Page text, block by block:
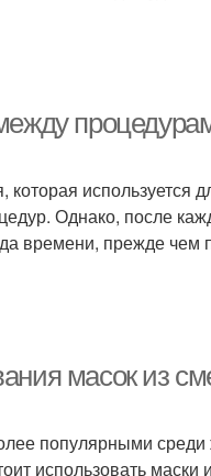
используется
Однако, после
времени, прежде
масок из
популярными
использовать